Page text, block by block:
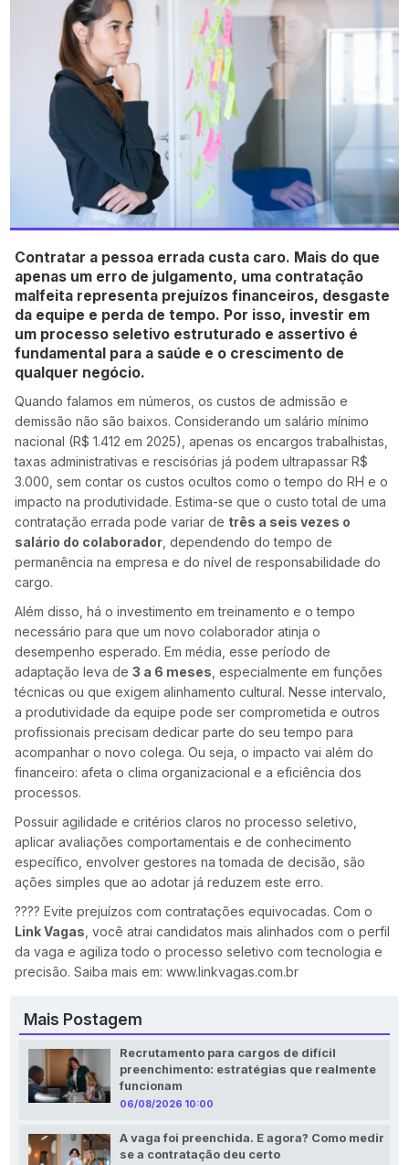
Contratar a pessoa errada custa caro. Mais do que
apenas um erro de julgamento, uma contratação
malfeita representa prejuízos financeiros, desgaste
da equipe e perda de tempo. Por isso, investir em
um processo seletivo estruturado e assertivo é
fundamental para a saúde e o crescimento de
qualquer negócio.
Quando falamos em números, os custos de admissão e
demissão não são baixos. Considerando um salário mínimo
nacional (R$ 1.412 em 2025), apenas os encargos trabalhistas,
taxas administrativas e rescisórias já podem ultrapassar R$
3.000, sem contar os custos ocultos como o tempo do RH e o
impacto na produtividade. Estima-se que o custo total de uma
contratação errada pode variar de três a seis vezes o
salário do colaborador , dependendo do tempo de
permanência na empresa e do nível de responsabilidade do
cargo.
Além disso, há o investimento em treinamento e o tempo
necessário para que um novo colaborador atinja o
desempenho esperado. Em média, esse período de
adaptação leva de3 a 6 meses , especialmente em funções
técnicas ou que exigem alinhamento cultural. Nesse intervalo,
a produtividade da equipe pode ser comprometida e outros
profissionais precisam dedicar parte do seu tempo para
acompanhar o novo colega. Ou seja, o impacto vai além do
financeiro: afeta o clima organizacional e a eficiência dos
processos.
Possuir agilidade e critérios claros no processo seletivo,
aplicar avaliações comportamentais e de conhecimento
específico, envolver gestores na tomada de decisão, são
ações simples que ao adotar já reduzem este erro.
???? Evite prejuízos com contratações equivocadas. Com o
Link Vagas , você atrai candidatos mais alinhados com o perfil
da vaga e agiliza todo o processo seletivo com tecnologia e
precisão. Saiba mais em:www.linkvagas.com.br
Mais Postagem
Recrutamento para cargos de difícil
preenchimento: estratégias que realmente
funcionam
06/08/2026 10:00
A vaga foi preenchida. E agora? Como medir
se a contratação deu certo